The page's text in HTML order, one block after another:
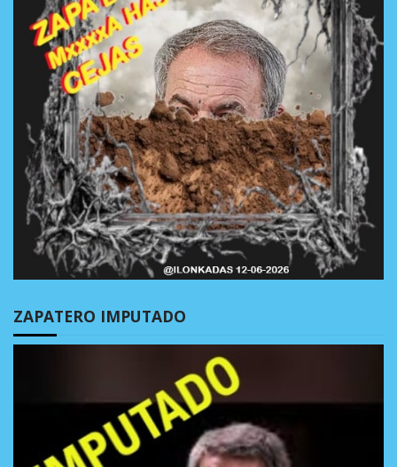
ZAPATERO IMPUTADO